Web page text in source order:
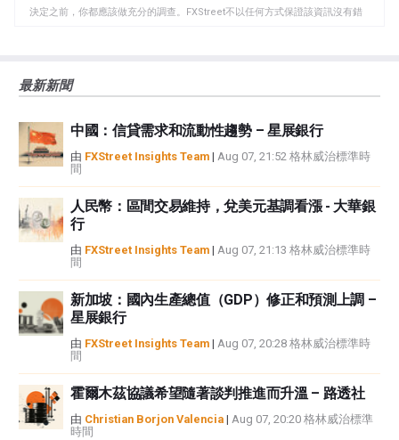
板
決定之前，你都應該做充分的調查。FXStreet不以任何方式保證該資訊沒有錯
觀點，並不代表FXStreet或其廣告商的官方政策或立場。作者不對本頁連結的
如果文章正文中沒有明確提到，在撰寫本文時，作者在本文中提到的任何股票
中都沒有頭寸，也沒有與文中提到的任何公司有業務關係。除了FXStreet，作
者沒有收到撰寫這篇文章的報酬。
FXStreet和作者不提供個性化的建議。作者對該資訊的準確性、完整性或適用
性不作任何陳述。FXStreet和作者將不承擔任何錯誤，遺漏或任何損失，傷害
或損害由此資訊及其顯示或使用引起的。錯誤和遺漏除外。本文作者和
FXStreet並非註冊投資顧問，本文內容無意提供任何投資建議。
最新新聞
中國：信貸需求和流動性趨勢 – 星展銀行
由 FXStreet Insights Team | Aug 07, 21:52 格林威治標準時
間
人民幣：區間交易維持，兌美元基調看漲 - 大華銀
行
由 FXStreet Insights Team | Aug 07, 21:13 格林威治標準時
間
新加坡：國內生產總值（GDP）修正和預測上調 –
星展銀行
由 FXStreet Insights Team | Aug 07, 20:28 格林威治標準時
間
霍爾木茲協議希望隨著談判推進而升溫 – 路透社
由 Christian Borjon Valencia | Aug 07, 20:20 格林威治標準
時間